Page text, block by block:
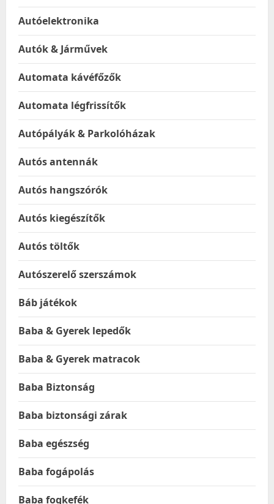
Autóelektronika
Autók & Járművek
Automata kávéfőzők
Automata légfrissítők
Autópályák & Parkolóházak
Autós antennák
Autós hangszórók
Autós kiegészítők
Autós töltők
Autószerelő szerszámok
Báb játékok
Baba & Gyerek lepedők
Baba & Gyerek matracok
Baba Biztonság
Baba biztonsági zárak
Baba egészség
Baba fogápolás
Baba fogkefék